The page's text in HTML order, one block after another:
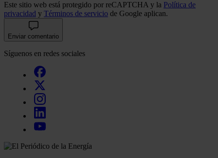
Este sitio web está protegido por reCAPTCHA y la Política de
privacidad y Términos de servicio de Google aplican.
Enviar comentario
Síguenos en redes sociales